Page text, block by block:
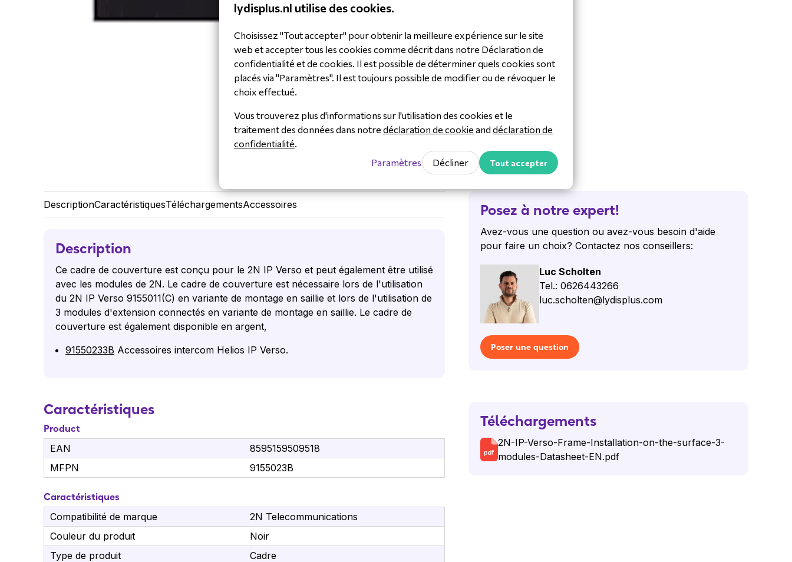
DescriptionCaractéristiquesTéléchargementsAccessoires
Description
Ce cadre de couverture est conçu pour le 2N IP Verso et peut également être utilisé
avec les modules de 2N. Le cadre de couverture est nécessaire lors de l'utilisation
du 2N IP Verso 9155011(C) en variante de montage en saillie et lors de l'utilisation de
3 modules d'extension connectés en variante de montage en saillie. Le cadre de
couverture est également disponible en argent,
91550233B Accessoires intercom Helios IP Verso.
Posez à notre expert!
Avez-vous une question ou avez-vous besoin d'aide
pour faire un choix? Contactez nos conseillers:
Luc Scholten
Tel.: 0626443266
luc.scholten@lydisplus.com
Poser une question
Caractéristiques
Product
EAN
8595159509518
MFPN
9155023B
Caractéristiques
Compatibilité de marque
2N Telecommunications
Couleur du produit
Noir
Type de produit
Cadre
Téléchargements
2N-IP-Verso-Frame-Installation-on-the-surface-3-
modules-Datasheet-EN.pdf
lydisplus.nl utilise des cookies.
Choisissez "Tout accepter" pour obtenir la meilleure expérience sur le site
web et accepter tous les cookies comme décrit dans notre Déclaration de
confidentialité et de cookies. Il est possible de déterminer quels cookies sont
placés via "Paramètres". Il est toujours possible de modifier ou de révoquer le
choix effectué.
Vous trouverez plus d'informations sur l'utilisation des cookies et le
traitement des données dans notre déclaration de cookie and déclaration de
confidentialité.
Paramètres
Décliner Tout accepter